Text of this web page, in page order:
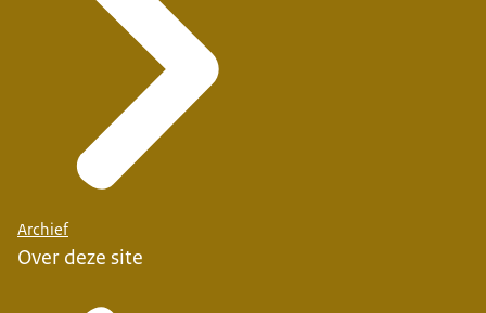
Berlijn, bij de dienst Stedenbouw en Volkshuisvesting
van de gemeente Rotterdam en bij Maxwan. Van 1998
tot 2003 gaf Enno Zuidema leiding aan de afdeling
Stedenbouw van de Academie van Bouwkunst.
Voorzitter Eric Luiten en secretaris
Koekebakker
Archief
Over deze site